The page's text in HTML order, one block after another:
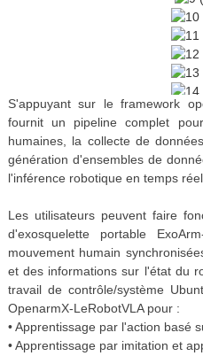
S'appuyant sur le framework
fournit un pipeline complet
humaines, la collecte de
génération d'ensembles de
l'inférence robotique en temps
Les utilisateurs peuvent faire
d'exosquelette portable
mouvement humain
et des informations sur l'état du
travail de contrôle/système
OpenarmX-LeRobotVLA pour :
• Apprentissage par l'action basé
• Apprentissage par imitation et